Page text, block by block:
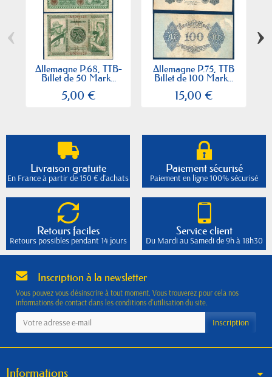
Allemagne P.68, TTB-
Billet de 50 Mark...
5,00 €
Allemagne P.75, TTB
Billet de 100 Mark...
15,00 €
‹ ›
Livraison gratuite
En France à partir de 150 € d'achats
Paiement sécurisé
Paiement en ligne 100% sécurisé
Retours faciles
Retours possibles pendant 14 jours
Service client
Du Mardi au Samedi de 9h à 18h30
Inscription à la newsletter
Vous pouvez vous désinscrire à tout moment. Vous trouverez pour cela nos
informations de contact dans les conditions d'utilisation du site.
Informations